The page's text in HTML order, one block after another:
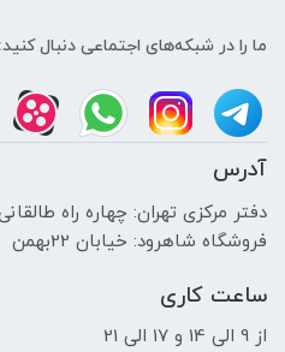
نوع حافظه
SSD
سازنده
ما را در شبکه‌های اجتماعی دنبال کنید:
آدرس
دفتر مرکزی تهران: چهاره راه طالقانی
فروشگاه شاهرود: خیابان 22بهمن پاساژ صفری پلاک 76 الی 78
ساعت کاری
از 9 الی 14 و 17 الی 21